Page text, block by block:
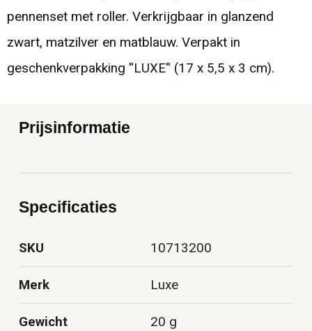
pennenset met roller. Verkrijgbaar in glanzend
zwart, matzilver en matblauw. Verpakt in
geschenkverpakking ''LUXE'' (17 x 5,5 x 3 cm).
Prijsinformatie
Specificaties
SKU 10713200
Merk Luxe
Gewicht 20 g